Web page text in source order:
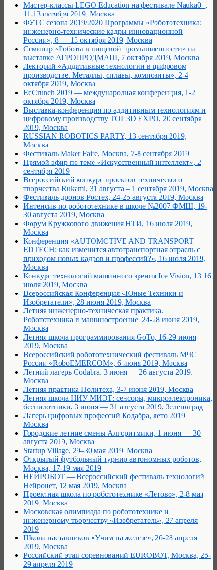
Мастер-классы LEGO Education на фестивале Nauka0+,
11-13 октября 2019, Москва
ФУТС сезона 2019/2020 Программы «Робототехника:
инженерно-технические кадры инновационной
России», 8 — 13 октября 2019, Москва
Семинар «Роботы в пищевой промышленности» на
выставке АГРОПРОДМАШ, 7 октября 2019, Москва
Лекторий «Аддитивные технологии в цифровом
производстве. Металлы, сплавы, композиты», 2-4
октября 2019, Москва
EdCrunch 2019 — международная конференция, 1-2
октября 2019, Москва
Выставка-конференция по аддитивным технологиям и
цифровому производству TOP 3D EXPO, 20 сентября
2019, Москва
RUSSIAN ROBOTICS PARTY, 13 сентября 2019,
Москва
Фестиваль Maker Faire, Москва, 7-8 сентября 2019
Прямой эфир по теме «Искусственный интеллект», 2
сентября 2019
Всероссийский конкурс проектов технического
творчества Rukami, 31 августа – 1 сентября 2019, Москва
Фестиваль дронов Ростех, 24-25 августа 2019, Москва
Интенсив по робототехнике в школе №2007 ФМШ, 19-
30 августа 2019, Москва
Форум Кружкового движения НТИ, 16 июля 2019,
Москва
Конференция «AUTOMOTIVE AND TRANSPORT
EDTECH: как изменится автотранспортная отрасль с
приходом новых кадров и профессий?», 16 июля 2019,
Москва
Конкурс технологий машинного зрения Ice Vision, 13-16
июля 2019, Москва
Всероссийская Конференция «Юные Техники и
Изобретатели», 28 июня 2019, Москва
Летняя инженерно-техническая практика.
Робототехника и машиностроение, 24-28 июня 2019,
Москва
Летняя школа программирования GoTo, 16-29 июня
2019, Москва
Всероссийский робототехнический фестиваль МЧС
России «RoboEMERCOM», 6 июня 2019, Москва
Летний лагерь Codabra, 3 июня — 26 августа 2019,
Москва
Летняя практика Политеха, 3-7 июня 2019, Москва
Летняя школа НИУ МИЭТ: сенсоры, микроэлектроника,
беспилотники, 3 июня — 31 августа 2019, Зеленоград
Лагерь цифровых профессий Кодабра, лето 2019,
Москва
Городские летние смены Алгоритмики, 1 июня — 30
августа 2019, Москва
Startup Village, 29–30 мая 2019, Москва
Открытый футбольный турнир автономных роботов,
Москва, 17-19 мая 2019
НЕЙРОБОТ — Всероссийский фестиваль технологий
Нейронет, 12 мая 2019, Москва
Проектная школа по робототехнике «Летово», 2-8 мая
2019, Москва
Московская олимпиада по робототехнике и
инженерному творчеству «Изобретатель», 27 апреля
2019
Школа наставников «Учим на железе», 26-28 апреля
2019, Москва
Российский этап соревнований EUROBOT, Москва, 25-
29 апреля 2019